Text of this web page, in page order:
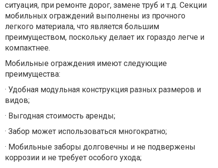
ситуация, при ремонте дорог, замене труб и т.д. Секции
мобильных ограждений выполнены из прочного
легкого материала, что является большим
преимуществом, поскольку делает их гораздо легче и
компактнее.
Мобильные ограждения имеют следующие
преимущества:
· Удобная модульная конструкция разных размеров и
видов;
· Выгодная стоимость аренды;
· Забор может использоваться многократно;
· Мобильные заборы долговечны и не подвержены
коррозии и не требует особого ухода;